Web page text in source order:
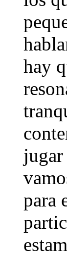
hay
jugar
para